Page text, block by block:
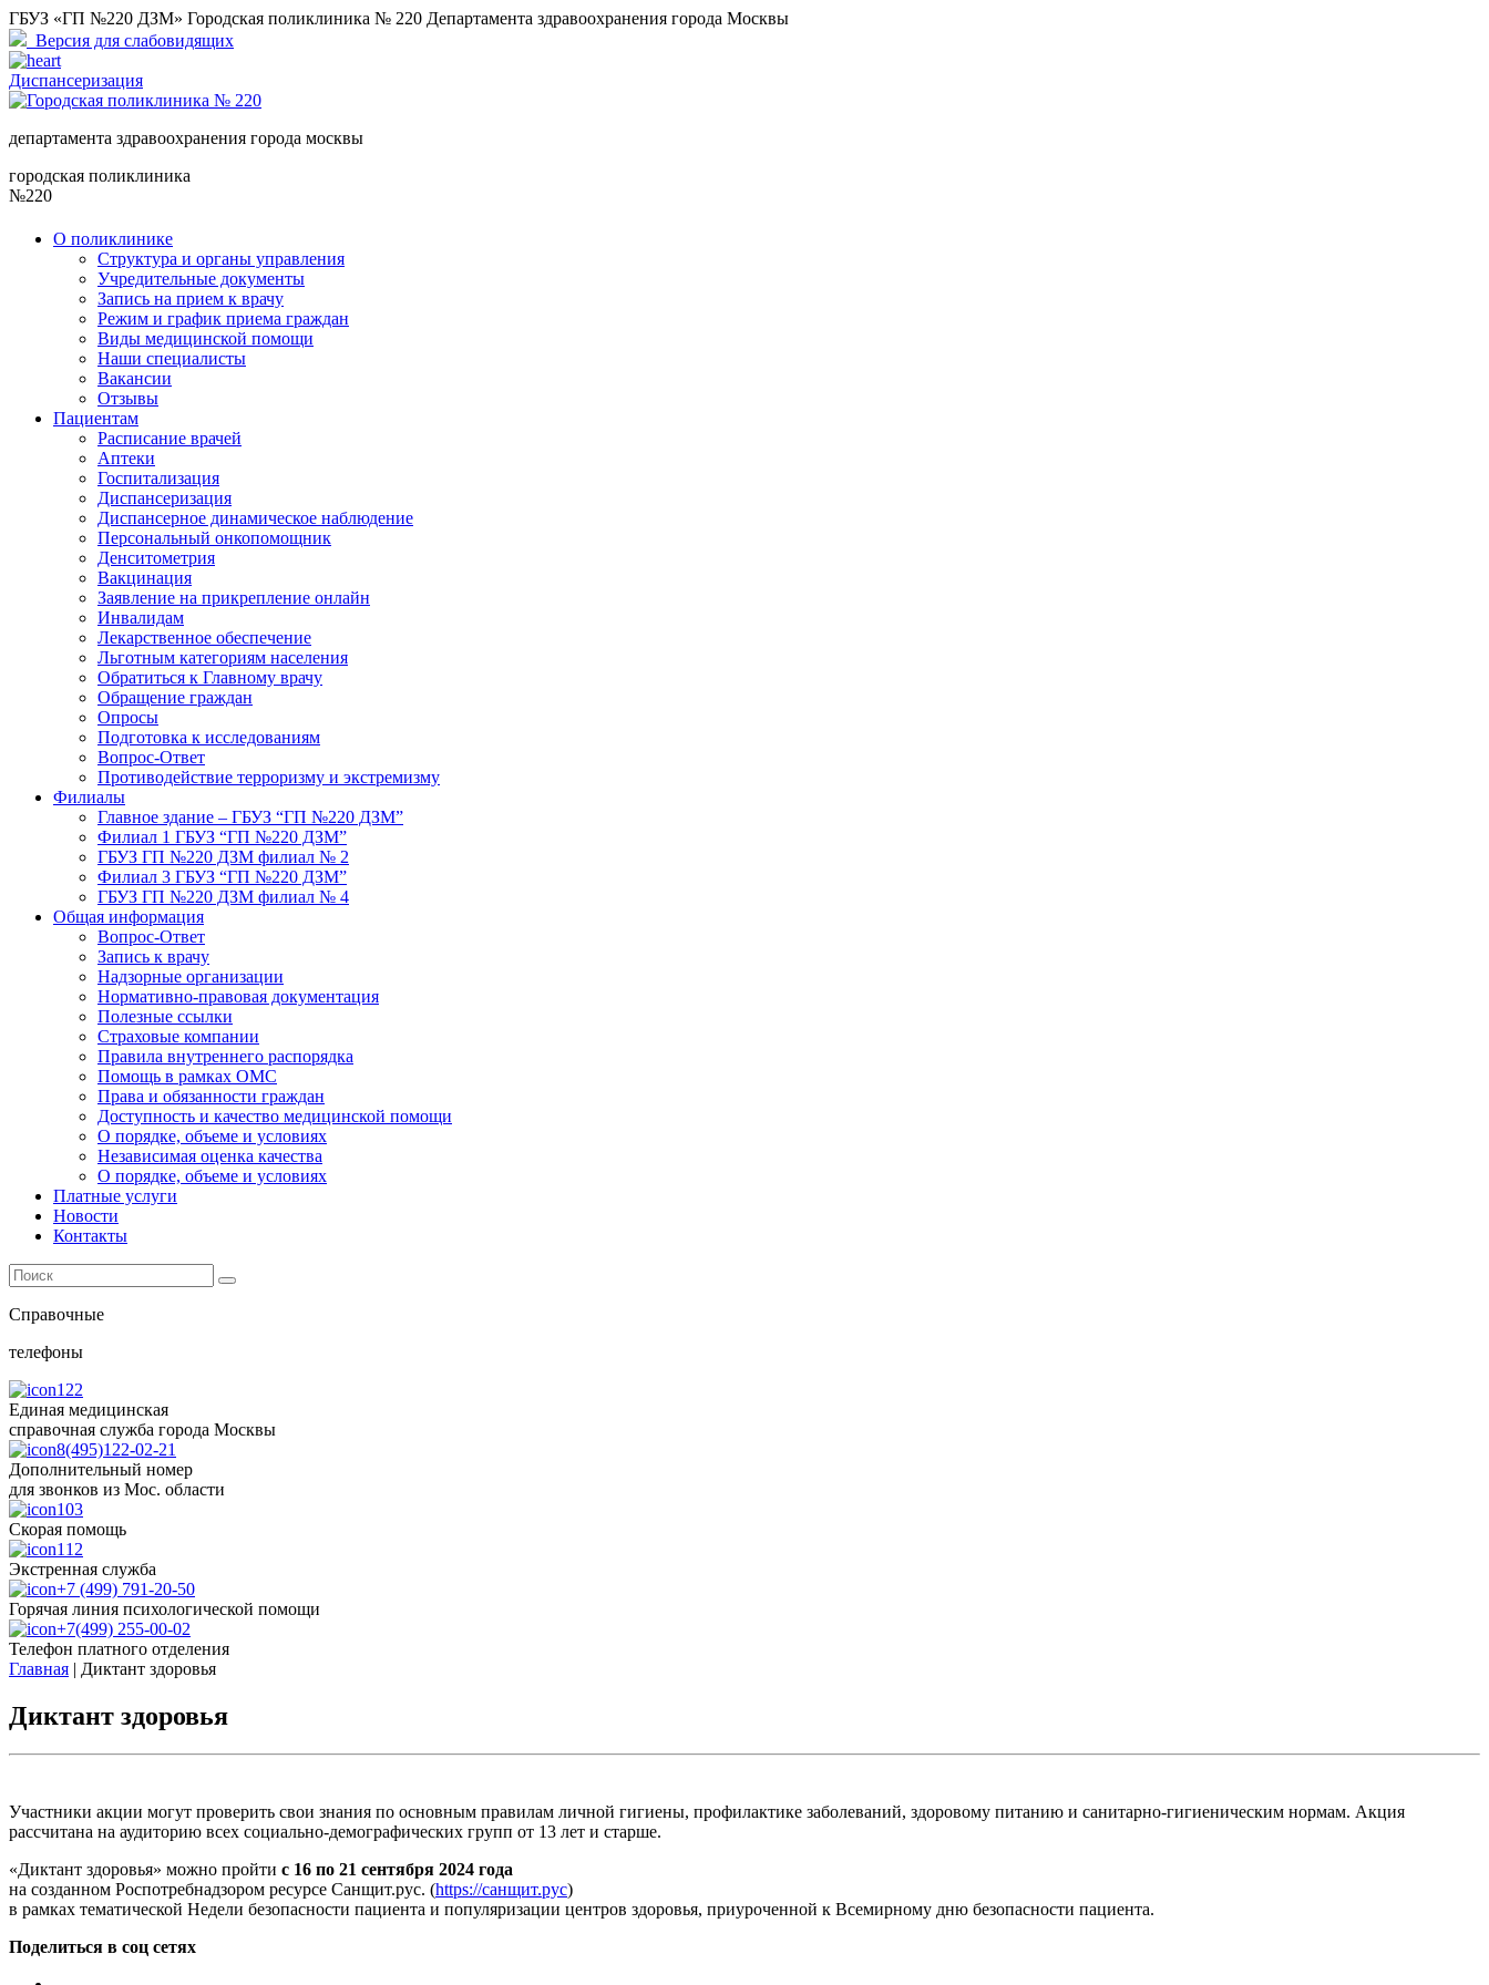
ГБУЗ «ГП №220 ДЗМ» Городская поликлиника № 220 Департамента здравоохранения города Москвы
Версия для слабовидящих
Диспансеризация
департамента здравоохранения города москвы
городская поликлиника
№220
О поликлинике
Структура и органы управления
Учредительные документы
Запись на прием к врачу
Режим и график приема граждан
Виды медицинской помощи
Наши специалисты
Вакансии
Отзывы
Пациентам
Расписание врачей
Аптеки
Госпитализация
Диспансеризация
Диспансерное динамическое наблюдение
Персональный онкопомощник
Денситометрия
Вакцинация
Заявление на прикрепление онлайн
Инвалидам
Лекарственное обеспечение
Льготным категориям населения
Обратиться к Главному врачу
Обращение граждан
Опросы
Подготовка к исследованиям
Вопрос-Ответ
Противодействие терроризму и экстремизму
Филиалы
Главное здание – ГБУЗ “ГП №220 ДЗМ”
Филиал 1 ГБУЗ “ГП №220 ДЗМ”
ГБУЗ ГП №220 ДЗМ филиал № 2
Филиал 3 ГБУЗ “ГП №220 ДЗМ”
ГБУЗ ГП №220 ДЗМ филиал № 4
Общая информация
Вопрос-Ответ
Запись к врачу
Надзорные организации
Нормативно-правовая документация
Полезные ссылки
Страховые компании
Правила внутреннего распорядка
Помощь в рамках ОМС
Права и обязанности граждан
Доступность и качество медицинской помощи
О порядке, объеме и условиях
Независимая оценка качества
О порядке, объеме и условиях
Платные услуги
Новости
Контакты
Справочные
телефоны
122
Единая медицинская
справочная служба города Москвы
8(495)122-02-21
Дополнительный номер
для звонков из Мос. области
103
Скорая помощь
112
Экстренная служба
+7 (499) 791-20-50
Горячая линия психологической помощи
+7(499) 255-00-02
Телефон платного отделения
Главная | Диктант здоровья
Диктант здоровья
Участники акции могут проверить свои знания по основным правилам личной гигиены, профилактике заболеваний, здоровому питанию и санитарно-гигиеническим нормам. Акция
рассчитана на аудиторию всех социально-демографических групп от 13 лет и старше.
«Диктант здоровья» можно пройти с 16 по 21 сентября 2024 года
на созданном Роспотребнадзором ресурсе Санщит.рус. (https://санщит.рус)
в рамках тематической Недели безопасности пациента и популяризации центров здоровья, приуроченной к Всемирному дню безопасности пациента.
Поделиться в соц сетях